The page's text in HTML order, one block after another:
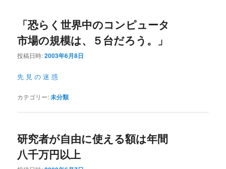
「恐らく世界中のコンピュータ
市場の規模は、５台だろう。」
投稿日時:2003年6月8日
先 見 の 迷 惑
カテゴリー:未分類
研究者が自由に使える額は年間
八千万円以上